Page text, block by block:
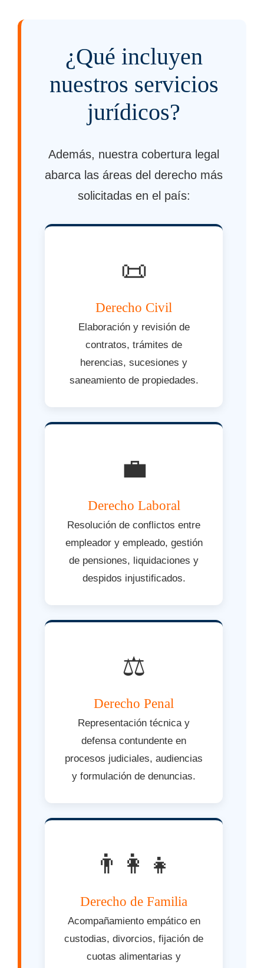
¿Qué incluyen
nuestros servicios
jurídicos?
Además, nuestra cobertura legal
abarca las áreas del derecho más
solicitadas en el país:
📜
Derecho Civil
Elaboración y revisión de
contratos, trámites de
herencias, sucesiones y
saneamiento de propiedades.
💼
Derecho Laboral
Resolución de conflictos entre
empleador y empleado, gestión
de pensiones, liquidaciones y
despidos injustificados.
⚖️
Derecho Penal
Representación técnica y
defensa contundente en
procesos judiciales, audiencias
y formulación de denuncias.
👨‍👩‍👧
Derecho de Familia
Acompañamiento empático en
custodias, divorcios, fijación de
cuotas alimentarias y